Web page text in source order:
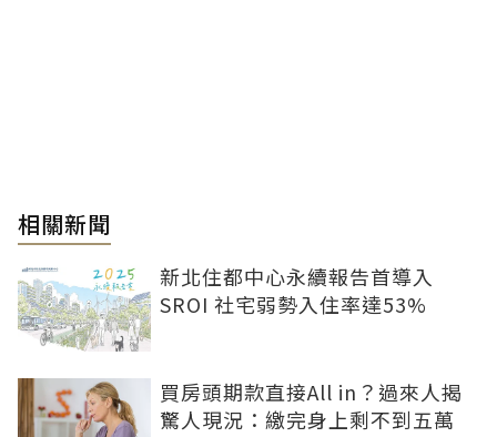
相關新聞
新北住都中心永續報告首導入
SROI 社宅弱勢入住率達53%
買房頭期款直接All in？過來人揭
驚人現況：繳完身上剩不到五萬